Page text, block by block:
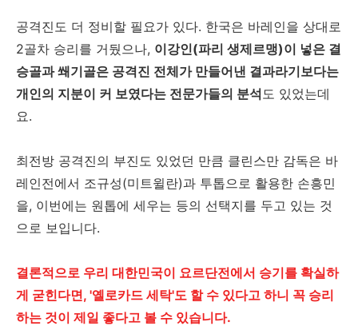
공격진도 더 정비할 필요가 있다. 한국은 바레인을 상대로
2골차 승리를 거뒀으나, 이강인(파리 생제르맹)이 넣은 결
승골과 쐐기골은 공격진 전체가 만들어낸 결과라기보다는
개인의 지분이 커 보였다는 전문가들의 분석 도 있었는데
요.
최전방 공격진의 부진도 있었던 만큼 클린스만 감독은 바
레인전에서 조규성(미트윌란)과 투톱으로 활용한 손흥민
을, 이번에는 원톱에 세우는 등의 선택지를 두고 있는 것
으로 보입니다.
결론적으로 우리 대한민국이 요르단전에서 승기를 확실하
게 굳힌다면, '옐로카드 세탁'도 할 수 있다고 하니 꼭 승리
하는 것이 제일 좋다고 볼 수 있습니다.